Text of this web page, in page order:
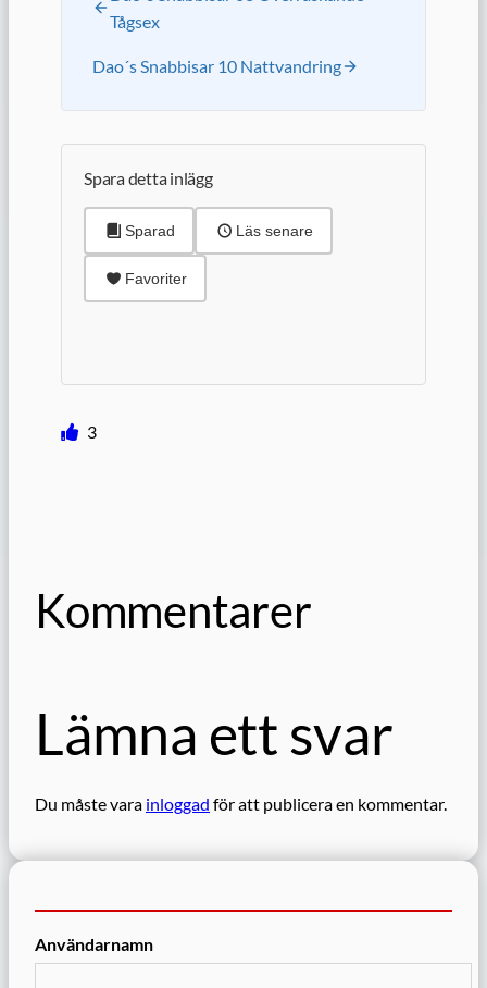
Tågsex
Dao´s Snabbisar 10 Nattvandring
Spara detta inlägg
Sparad Läs senare
Favoriter
3
Kommentarer
Lämna ett svar
Du måste vara inloggad för att publicera en kommentar.
Användarnamn